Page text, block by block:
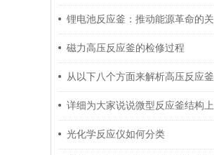
磁力高压反应釜的检修过程
光化学反应仪如何分类